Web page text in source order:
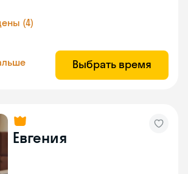
(4)
Выбрать время
Евгения